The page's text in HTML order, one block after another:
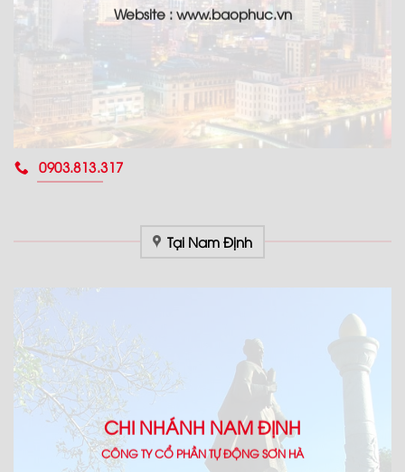
Website : www.baophuc.vn
0903.813.317
Tại Nam Định
CHI NHÁNH NAM ĐỊNH
CÔNG TY CỔ PHẦN TỰ ĐỘNG SƠN HÀ